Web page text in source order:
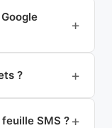
?
SMS ?